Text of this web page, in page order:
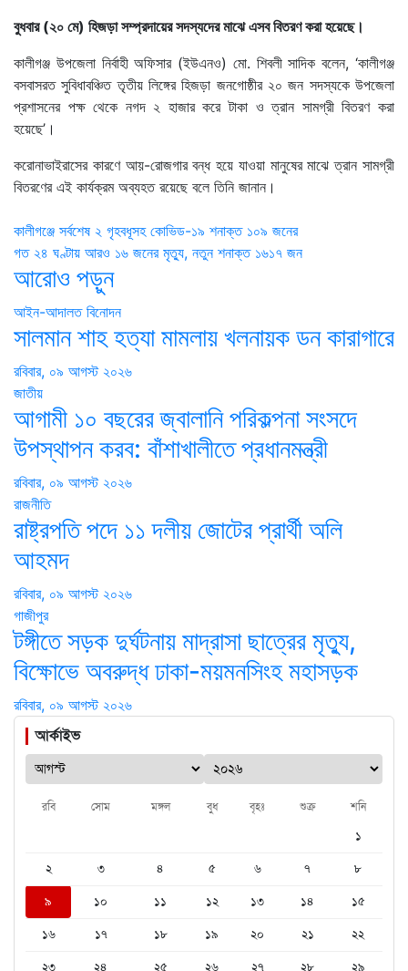
বুধবার (২০ মে) হিজড়া সম্প্রদায়ের সদস্যদের মাঝে এসব বিতরণ করা হয়েছে।
কালীগঞ্জ উপজেলা নির্বাহী অফিসার (ইউএনও) মো. শিবলী সাদিক বলেন, ‘কালীগঞ্জ
বসবাসরত সুবিধাবঞ্চিত তৃতীয় লিঙ্গের হিজড়া জনগোষ্ঠীর ২০ জন সদস্যকে উপজেলা
প্রশাসনের পক্ষ থেকে নগদ ২ হাজার করে টাকা ও ত্রান সামগ্রী বিতরণ করা
হয়েছে’।
করোনাভাইরাসের কারণে আয়-রোজগার বন্ধ হয়ে যাওয়া মানুষের মাঝে ত্রান সামগ্রী
বিতরণের এই কার্যক্রম অব্যহত রয়েছে বলে তিনি জানান।
Post
navigation
কালীগঞ্জে সর্বশেষ ২ গৃহবধূসহ কোভিড-১৯ শনাক্ত ১০৯ জনের
গত ২৪ ঘণ্টায় আরও ১৬ জনের মৃত্যু, নতুন শনাক্ত ১৬১৭ জন
আরোও পড়ুন
আইন-আদালত বিনোদন
সালমান শাহ হত্যা মামলায় খলনায়ক ডন কারাগারে
রবিবার, ০৯ আগস্ট ২০২৬
জাতীয়
আগামী ১০ বছরের জ্বালানি পরিকল্পনা সংসদে
উপস্থাপন করব: বাঁশাখালীতে প্রধানমন্ত্রী
রবিবার, ০৯ আগস্ট ২০২৬
রাজনীতি
রাষ্ট্রপতি পদে ১১ দলীয় জোটের প্রার্থী অলি
আহমদ
রবিবার, ০৯ আগস্ট ২০২৬
গাজীপুর
টঙ্গীতে সড়ক দুর্ঘটনায় মাদ্রাসা ছাত্রের মৃত্যু,
বিক্ষোভে অবরুদ্ধ ঢাকা-ময়মনসিংহ মহাসড়ক
রবিবার, ০৯ আগস্ট ২০২৬
আর্কাইভ
রবি সোম মঙ্গল বুধ বৃহঃ শুক্র শনি
১
২
৩ ৪ ৫ ৬ ৭
৮
৯
১০ ১১ ১২ ১৩ ১৪
১৫
১৬
১৭ ১৮ ১৯ ২০ ২১
২২
২৩
২৪ ২৫ ২৬ ২৭ ২৮ ২৯